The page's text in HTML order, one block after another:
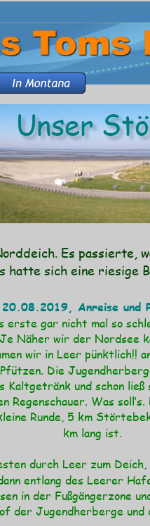
Unser
Es passierte,
hatte sich eine riesige
20.08.2019, Anreise und
gar nicht mal so
Näher wir der Nordsee
wir in Leer
Die
Kaltgetränk und schon
Regenschauer. Was
Runde, 5 km
km lang ist.
durch Leer zum
entlang des Leerer
in der Fußgängerzone
der Jugendherberge